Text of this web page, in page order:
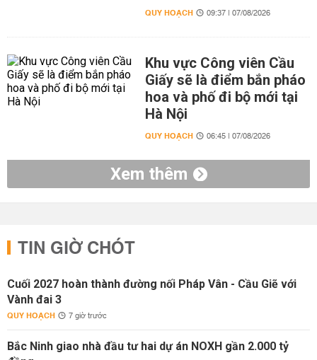
QUY HOẠCH 09:37 | 07/08/2026
Khu vực Công viên Cầu
Giấy sẽ là điểm bắn pháo
hoa và phố đi bộ mới tại
Hà Nội
QUY HOẠCH 06:45 | 07/08/2026
Xem thêm
TIN GIỜ CHÓT
Cuối 2027 hoàn thành đường nối Pháp Vân - Cầu Giẽ với
Vành đai 3
QUY HOẠCH 7 giờ trước
Bắc Ninh giao nhà đầu tư hai dự án NOXH gần 2.000 tỷ